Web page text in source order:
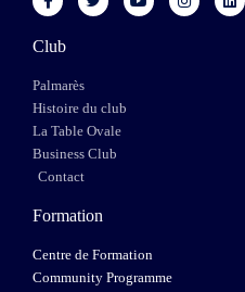
Club
Palmarès
Histoire du club
La Table Ovale
Business Club
Contact
Formation
Centre de Formation
Community Programme